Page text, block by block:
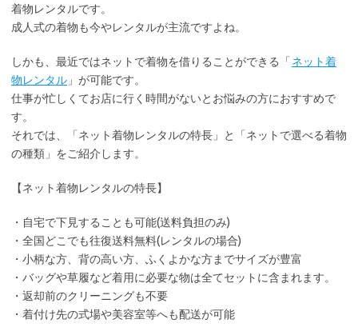
着物レンタルです。
成人式の着物も今やレンタルが主流ですよね。
しかも、最近ではネットで着物を借りることができる「 ネット着
物レンタル 」が可能です。
仕事が忙しくてお店に行く時間がないとお悩みの方におすすめで
す。
それでは、「ネット着物レンタルの特長」と「ネットで選べる着物
の種類」をご紹介します。
【ネット着物レンタルの特長】
・ 自宅で下見することも可能(送料負担のみ)
・全国どこでも往復送料無料(レンタルの場合)
・小柄な方、背の高い方、ふくよかな方までサイズが豊富
・バッグや草履など着用に必要な物は全てセット に含まれます。
・返却前のクリーニングも不要
・着付け先の式場や美容室等へも配送が可能